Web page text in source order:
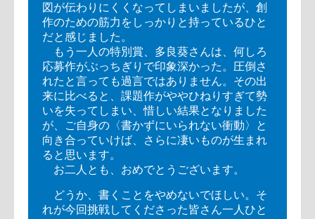
図が伝わりにくくなってしまいましたが、創
作のための筋力をしっかりと持っているひと
だと感じました。
もう一人の特別賞、多良葵さんは、何しろ
応募作がぶっちぎりで印象深かった。圧倒さ
れたと言っても過言ではありません。その出
来に比べると、課題作がややひねりすぎて勢
いを失ってしまい、惜しい結果となりました
が、ご自身の〈書かずにいられない衝動〉と
向き合っていけば、さらに凄いものが生まれ
ると思います。
お二人とも、おめでとうございます。
どうか、書くことをやめないでほしい。そ
れが今回挑戦してくださった皆さん一人ひと